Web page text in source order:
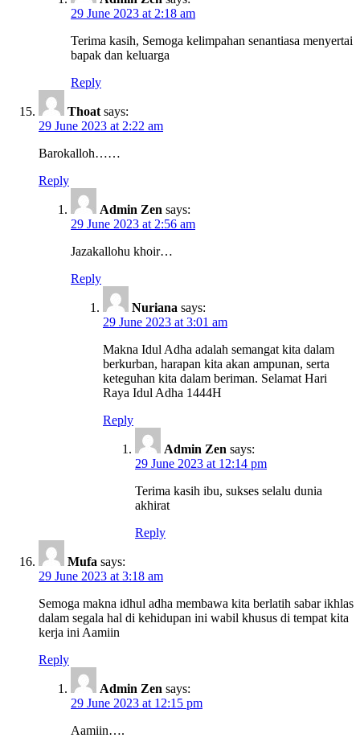
29 June 2023 at 2:18 am
Terima kasih, Semoga kelimpahan senantiasa menyertai
bapak dan keluarga
Reply
Thoat says:
29 June 2023 at 2:22 am
Barokalloh……
Reply
Admin Zen says:
29 June 2023 at 2:56 am
Jazakallohu khoir…
Reply
Nuriana says:
29 June 2023 at 3:01 am
Makna Idul Adha adalah semangat kita dalam
berkurban, harapan kita akan ampunan, serta
keteguhan kita dalam beriman. Selamat Hari
Raya Idul Adha 1444H
Reply
Admin Zen says:
29 June 2023 at 12:14 pm
Terima kasih ibu, sukses selalu dunia
akhirat
Reply
Mufa says:
29 June 2023 at 3:18 am
Semoga makna idhul adha membawa kita berlatih sabar ikhlas
dalam segala hal di kehidupan ini wabil khusus di tempat kita
kerja ini Aamiin
Reply
Admin Zen says:
29 June 2023 at 12:15 pm
Aamiin….